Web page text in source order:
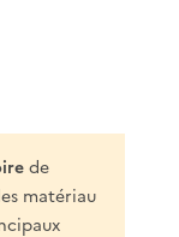
de
matériau